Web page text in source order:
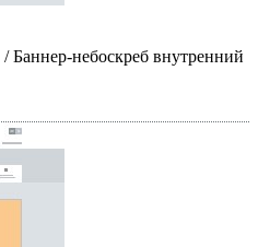
/ Баннер-небоскреб внутренний